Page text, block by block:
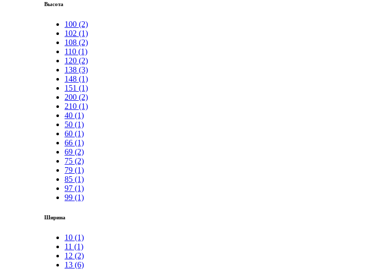
Высота
100 (2)
102 (1)
108 (2)
110 (1)
120 (2)
138 (3)
148 (1)
151 (1)
200 (2)
210 (1)
40 (1)
50 (1)
60 (1)
66 (1)
69 (2)
75 (2)
79 (1)
85 (1)
97 (1)
99 (1)
Ширина
10 (1)
11 (1)
12 (2)
13 (6)